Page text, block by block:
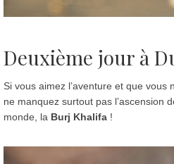
Deuxième jour à
Si vous aimez l’aventure et que vous
ne manquez surtout pas l’ascension
monde, la Burj Khalifa !